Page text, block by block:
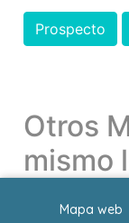
Prospecto
Otros
mismo
Mapa web